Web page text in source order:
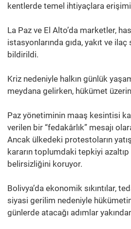
kentlerde temel ihtiyaçlara erişimi
La Paz ve El Alto’da marketler,
istasyonlarında gıda, yakıt ve ilaç
bildirildi.
Kriz nedeniyle halkın günlük
meydana gelirken, hükümet
Paz yönetiminin maaş kesintisi
verilen bir “fedakârlık” mesajı
Ancak ülkedeki protestoların
kararın toplumdaki tepkiyi azaltıp
belirsizliğini koruyor.
Bolivya’da ekonomik sıkıntılar,
siyasi gerilim nedeniyle
günlerde atacağı adımlar